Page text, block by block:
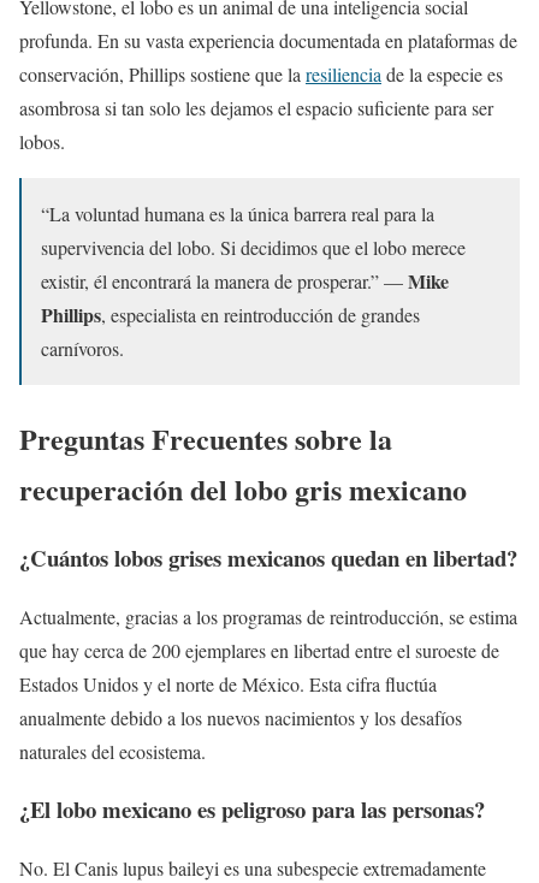
Yellowstone, el lobo es un animal de una inteligencia social
profunda. En su vasta experiencia documentada en plataformas de
conservación, Phillips sostiene que la resiliencia de la especie es
asombrosa si tan solo les dejamos el espacio suficiente para ser
lobos.
“La voluntad humana es la única barrera real para la
supervivencia del lobo. Si decidimos que el lobo merece
existir, él encontrará la manera de prosperar.” —Mike
Phillips, especialista en reintroducción de grandes
carnívoros.
Preguntas Frecuentes sobre la
recuperación del lobo gris mexicano
¿Cuántos lobos grises mexicanos quedan en libertad?
Actualmente, gracias a los programas de reintroducción, se estima
que hay cerca de 200 ejemplares en libertad entre el suroeste de
Estados Unidos y el norte de México. Esta cifra fluctúa
anualmente debido a los nuevos nacimientos y los desafíos
naturales del ecosistema.
¿El lobo mexicano es peligroso para las personas?
No. El Canis lupus baileyi es una subespecie extremadamente